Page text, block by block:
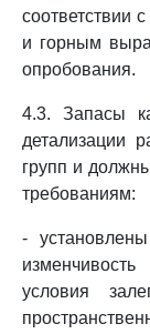
соответствии
и горным
опробования.
4.3. Запасы
детализации
групп и
требованиям:
-
условия